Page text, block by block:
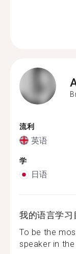
流利
英语
学
日语
我的语言学习
To be the
speaker in